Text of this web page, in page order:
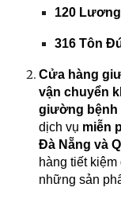
120
316 Tôn
Cửa hàng
vận chuyển
giường bệnh
dịch vụ miễn
Đà Nẵng và
hàng tiết
những sản